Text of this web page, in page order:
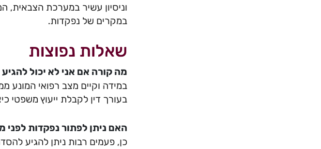
וניסיון עשיר במערכת הצבאית,
במקרים של נפקדות.
שאלות נפוצות
מה קורה אם אני לא יכול
במידה וקיים מצב רפואי המונע
בעורך דין לקבלת ייעוץ משפטי
האם ניתן לפתור נפקדות
כן, פעמים רבות ניתן להגיע